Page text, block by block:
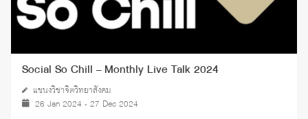
Social So Chill – Monthly Live Talk 2024
แขนงวิชาจิตวิทยาสังคม
26 Jan 2024 - 27 Dec 2024